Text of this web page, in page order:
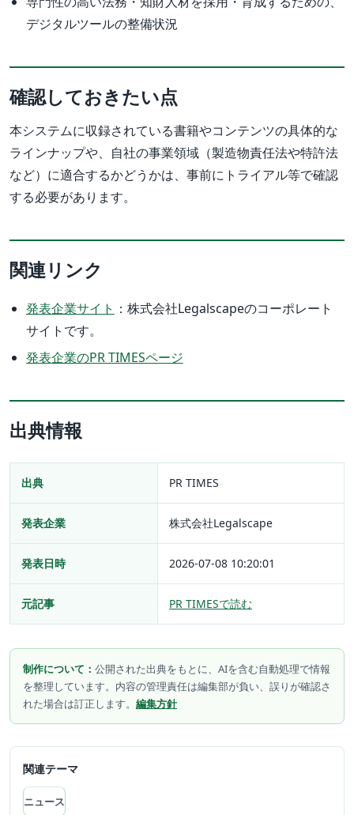
デジタルツールの整備状況
確認しておきたい点
本システムに収録されている書籍やコンテンツの具体的な
ラインナップや、自社の事業領域（製造物責任法や特許法
など）に適合するかどうかは、事前にトライアル等で確認
する必要があります。
関連リンク
発表企業サイト ：株式会社Legalscapeのコーポレート
サイトです。
発表企業のPR TIMESページ
出典情報
出典 PR TIMES
発表企業 株式会社Legalscape
発表日時 2026-07-08 10:20:01
元記事 PR TIMESで読む
制作について： 公開された出典をもとに、AIを含む自動処理で情報
を整理しています。内容の管理責任は編集部が負い、誤りが確認さ
れた場合は訂正します。 編集方針
関連テーマ
ニュース